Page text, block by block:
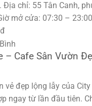
Địa chỉ: 55 Tân Canh,
mở cửa: 07:30 –
– Cafe Sân Vườn
vẻ đẹp lộng lẫy của City
ngay từ lần đầu tiên.